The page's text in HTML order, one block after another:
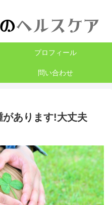
プロフィール
問い合わせ
あります!大丈夫